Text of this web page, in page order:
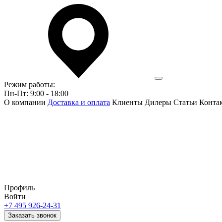
Режим работы:
Пн-Пт: 9:00 - 18:00
О компании Доставка и оплата Клиенты Дилеры Статьи
Профиль
Войти
+7 495 926-24-31
Заказать звонок